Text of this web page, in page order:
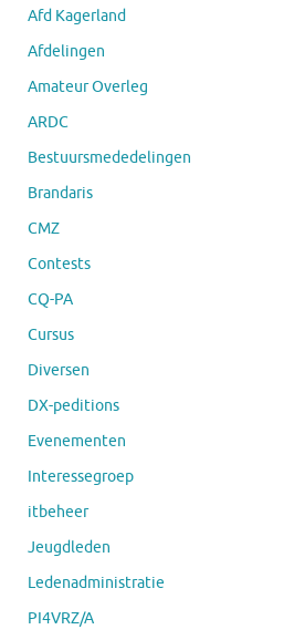
Afd Kagerland
Afdelingen
Amateur Overleg
ARDC
Bestuursmededelingen
Brandaris
CMZ
Contests
CQ-PA
Cursus
Diversen
DX-peditions
Evenementen
Interessegroep
itbeheer
Jeugdleden
Ledenadministratie
PI4VRZ/A